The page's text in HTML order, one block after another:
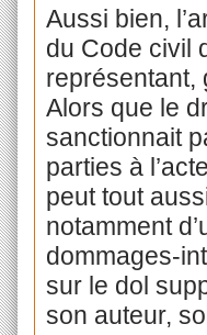
Aussi bien,
du Code civil
représentant,
Alors que le
sanctionnait
parties à
peut tout
notamment
dommages-
sur le dol
son auteur,